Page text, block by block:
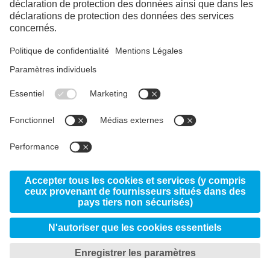
LinkedIn
Facebook
Instagram
© 2026 voestalpine High Performance Metals France
S.A.S